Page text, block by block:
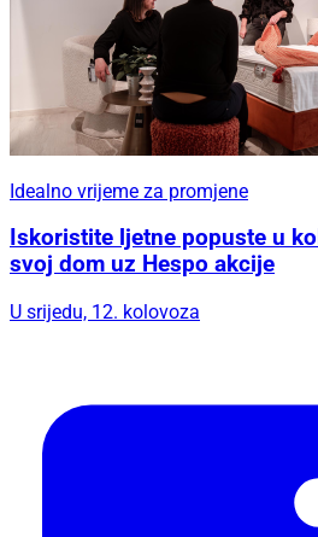
Idealno vrijeme za promjene
Iskoristite ljetne popuste u
svoj dom uz Hespo akcije
U srijedu, 12. kolovoza